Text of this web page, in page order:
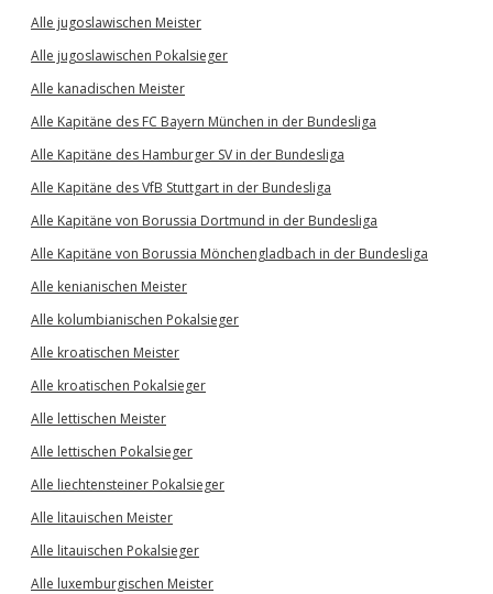
Alle jugoslawischen Meister
Alle jugoslawischen Pokalsieger
Alle kanadischen Meister
Alle Kapitäne des FC Bayern München in der Bundesliga
Alle Kapitäne des Hamburger SV in der Bundesliga
Alle Kapitäne des VfB Stuttgart in der Bundesliga
Alle Kapitäne von Borussia Dortmund in der Bundesliga
Alle Kapitäne von Borussia Mönchengladbach in der Bundesliga
Alle kenianischen Meister
Alle kolumbianischen Pokalsieger
Alle kroatischen Meister
Alle kroatischen Pokalsieger
Alle lettischen Meister
Alle lettischen Pokalsieger
Alle liechtensteiner Pokalsieger
Alle litauischen Meister
Alle litauischen Pokalsieger
Alle luxemburgischen Meister